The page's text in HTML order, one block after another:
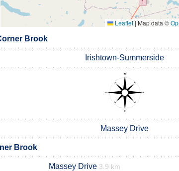
Leaflet | Map data ©
Brook
Irishtown-Summerside
Massey Drive
Brook
Massey Drive 3.9 km